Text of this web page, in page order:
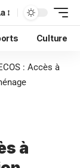
Culture
: Accès à
à